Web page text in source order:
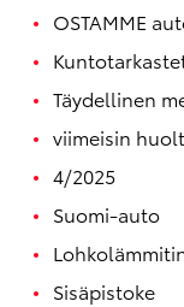
OSTAMME
Täydellinen
viimeisin
4/2025
Suomi-auto
Sisäpistoke